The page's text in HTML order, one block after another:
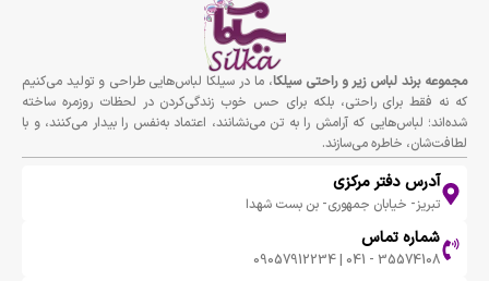
مجموعه برند لباس زير و راحتى سيلكا، ما در سیلکا لباس‌هایی طراحی و تولید می‌کنیم
که نه فقط برای راحتی، بلکه برای حس خوب زندگی‌کردن در لحظات روزمره ساخته
شده‌اند؛ لباس‌هایی که آرامش را به تن می‌نشانند، اعتماد به‌نفس را بیدار می‌کنند، و با
لطافت‌شان، خاطره می‌سازند.
آدرس دفتر مرکزی
تبریز- خیابان جمهوری- بن بست شهدا
شماره تماس
35574108 - 041 | 09057912234